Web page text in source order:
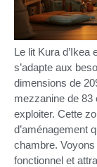
Le lit Kura d’Ikea
s’adapte aux
dimensions de
mezzanine de 83
exploiter. Cette
d’aménagement
chambre.
fonctionnel et